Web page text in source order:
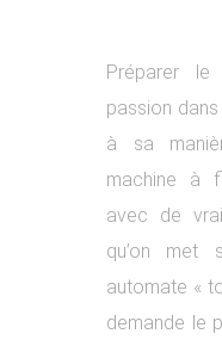
Préparer
passion
à sa
machine à
avec de
qu’on
automate «
demande le